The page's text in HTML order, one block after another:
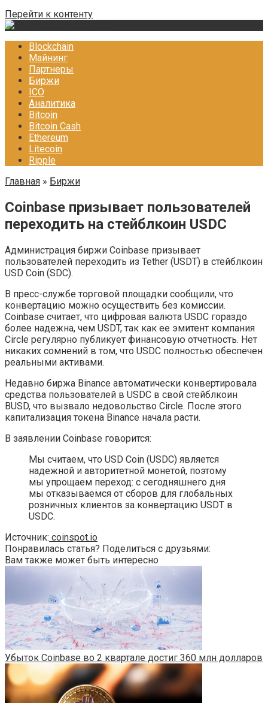
Перейти к контенту
Blockchain
Майнинг
Партнеры
Биржи
ICO
Аналитика
Bitcoin
Bitcoin Cash
Ethereum
Litecoin
Ripple
Главная » Биржи
Coinbase призывает пользователей
переходить на стейблкоин USDC
Администрация биржи Coinbase призывает
пользователей переходить из Tether (USDT) в стейблкоин
USD Coin (SDC).
В пресс-службе торговой площадки сообщили, что
конвертацию можно осуществить без комиссии.
Coinbase считает, что цифровая валюта USDC гораздо
более надежна, чем USDT, так как ее эмитент компания
Circle регулярно публикует финансовую отчетность. Нет
никаких сомнений в том, что USDC полностью обеспечен
реальными активами.
Недавно биржа Binance автоматически конвертировала
средства пользователей в USDC в свой стейблкоин
BUSD, что вызвало недовольство Circle. После этого
капитализация токена Binance начала расти.
В заявлении Coinbase говорится:
Мы считаем, что USD Coin (USDC) является
надежной и авторитетной монетой, поэтому
мы упрощаем переход: с сегодняшнего дня
мы отказываемся от сборов для глобальных
розничных клиентов за конвертацию USDT в
USDC.
Источник: coinspot.io
Понравилась статья? Поделиться с друзьями:
Вам также может быть интересно
Убыток Coinbase во 2 квартале достиг 360 млн долларов